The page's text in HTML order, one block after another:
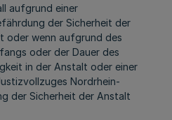
aufgrund einer
der Sicherheit der
oder wenn aufgrund des
oder der Dauer des
in der Anstalt oder einer
Nordrhein-
der Sicherheit der Anstalt